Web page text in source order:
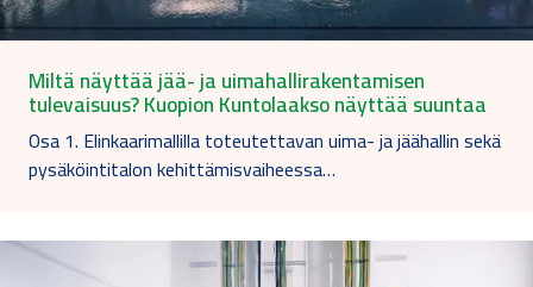
Miltä näyttää jää- ja uimahallirakentamisen
tulevaisuus? Kuopion Kuntolaakso näyttää suuntaa
Osa 1. Elinkaarimallilla toteutettavan uima- ja jäähallin sekä
pysäköintitalon kehittämisvaiheessa…